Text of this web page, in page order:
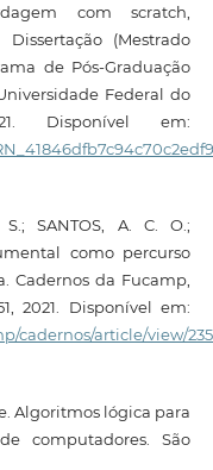
com scratch,
(Mestrado
de Pós-Graduação
Federal do
Disponível em:
SANTOS, A. C. O.;
como percurso
Cadernos da Fucamp,
2021. Disponível em:
cadernos/article/view/
Algoritmos lógica para
computadores. São